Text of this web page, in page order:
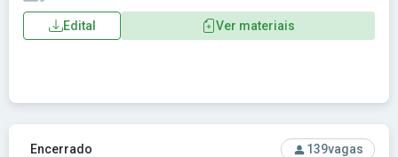
Edital Ver materiais
Ver concurso: Prefeitura de Douradoquara – MG -
Encerrado 139vagas